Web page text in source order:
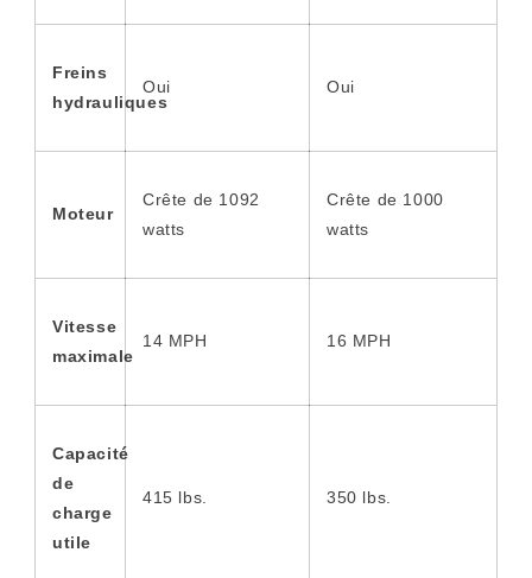
Freins
hydrauliques
Oui Oui
Moteur
Crête de 1092
watts
Crête de 1000
watts
Vitesse
maximale
14 MPH 16 MPH
Capacité
de
charge
utile
415 lbs. 350 lbs.